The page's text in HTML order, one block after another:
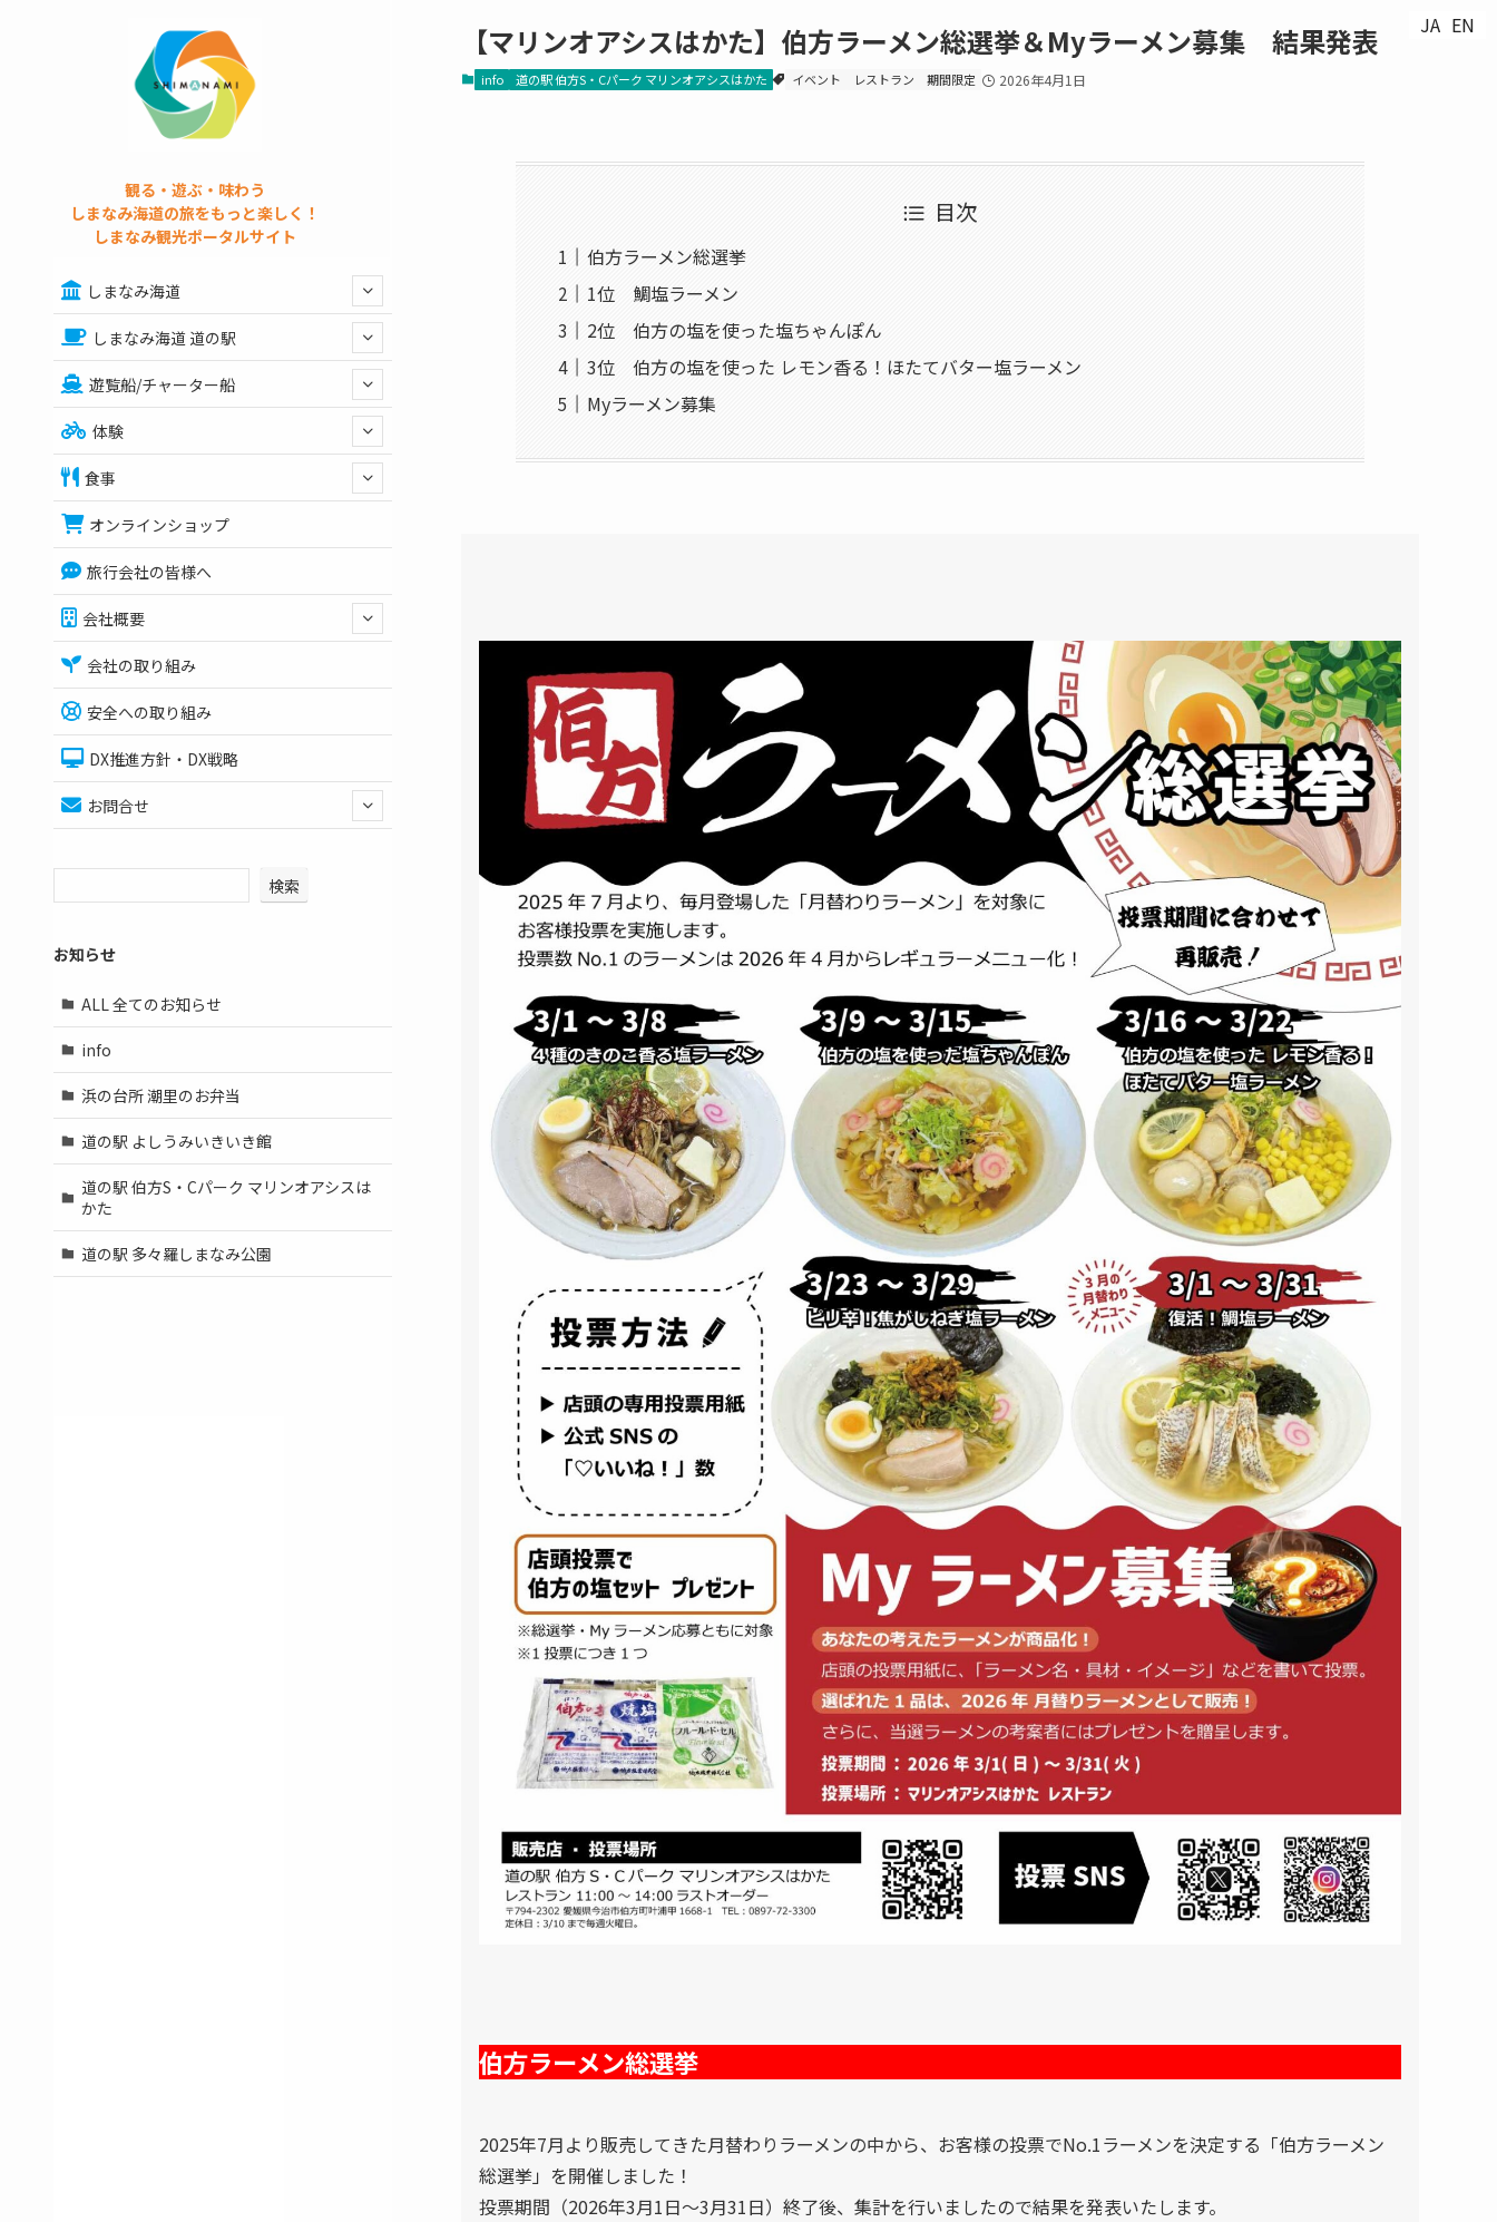
観る・遊ぶ・味わう
しまなみ海道の旅をもっと楽しく！
しまなみ観光ポータルサイト
【マリンオアシスはかた】伯方ラーメン総選挙＆Myラーメン募集 結果発表
info 道の駅 伯方S・Cパーク マリンオアシスはかた イベント レストラン 期間限定 2026年4月1日
目次
伯方ラーメン総選挙
1位 鯛塩ラーメン
2位 伯方の塩を使った塩ちゃんぽん
3位 伯方の塩を使った レモン香る！ほたてバター塩ラーメン
Myラーメン募集
伯方ラーメン総選挙
2025年7月より販売してきた月替わりラーメンの中から、お客様の投票でNo.1ラーメンを決定する「伯方ラーメン
総選挙」を開催しました！
投票期間（2026年3月1日～3月31日）終了後、集計を行いましたので結果を発表いたします。
しまなみ海道
しまなみ海道 道の駅
遊覧船/チャーター船
体験
食事
オンラインショップ
旅行会社の皆様へ
会社概要
会社の取り組み
安全への取り組み
DX推進方針・DX戦略
お問合せ
検索
お知らせ
ALL 全てのお知らせ
info
浜の台所 潮里のお弁当
道の駅 よしうみいきいき館
道の駅 伯方S・Cパーク マリンオアシスは
かた
道の駅 多々羅しまなみ公園
JA EN
JA EN